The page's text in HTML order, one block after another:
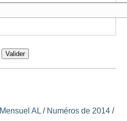
Valider
Mensuel AL / Numéros de 2014 /